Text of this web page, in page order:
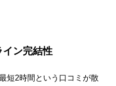
イン完結性
短2時間という口コミが散